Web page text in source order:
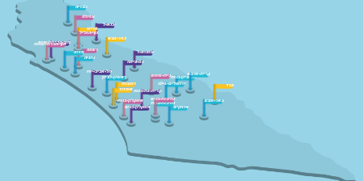
אופקים
אשדוד
אשקלון-בנות
אשקלון-בנים
באר-שבע
בית-שמש
חדרה
חוף-הכרמל-בנים
חוף-הכרמל-בנות
חריש
טבריה
יבנא-ל
ירושלים-גילה
כפר-סבא
נוף-הגליל
נס-ציונה
נתיבות-בנות
נתיבות-בנים
נתניה
עמנוא-ל
עפולה
ערד
קרית-ארבע
קרית-גת-בנות
ראשון-לציון
רחובות
רעננה
תל-אביב-יפו
תל-ציון-בנות